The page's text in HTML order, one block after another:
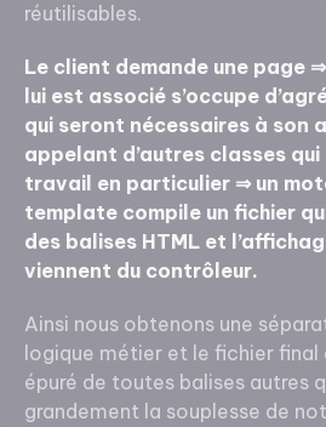
réutilisables.
Le client demande une page
lui est associé s’occupe
qui seront nécessaires à son
appelant d’autres classes qui
travail en particulier ⇒ un
template compile un fichier
des balises HTML et
viennent du contrôleur.
Ainsi nous obtenons une
logique métier et le fichier final
épuré de toutes balises autres
grandement la souplesse de